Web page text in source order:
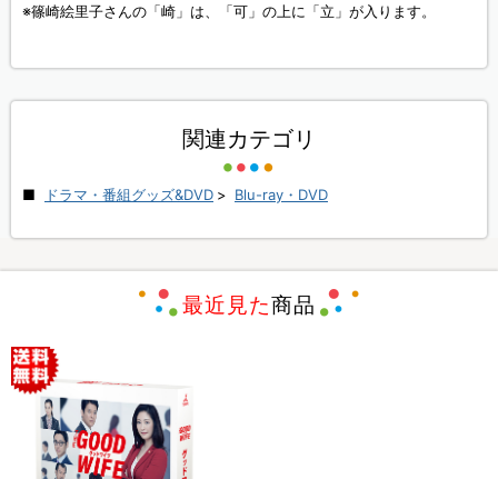
※篠崎絵里子さんの「崎」は、「可」の上に「立」が入ります。
関連カテゴリ
ドラマ・番組グッズ&DVD > Blu-ray・DVD
最近見た商品